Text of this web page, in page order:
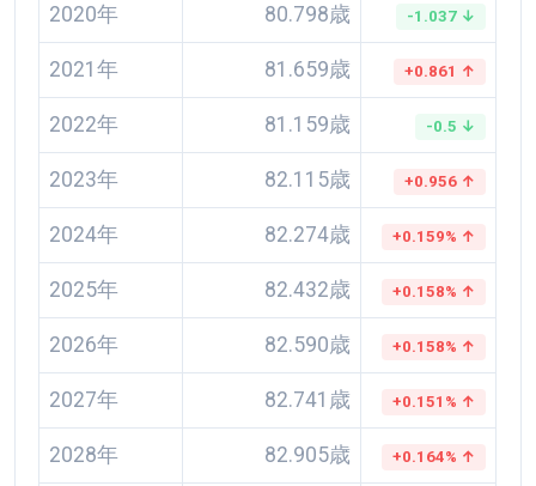
2020年 80.798歳 -1.037 ↓
2021年 81.659歳 +0.861 ↑
2022年 81.159歳 -0.5 ↓
2023年 82.115歳 +0.956 ↑
2024年 82.274歳 +0.159% ↑
2025年 82.432歳 +0.158% ↑
2026年 82.590歳 +0.158% ↑
2027年 82.741歳 +0.151% ↑
2028年 82.905歳 +0.164% ↑